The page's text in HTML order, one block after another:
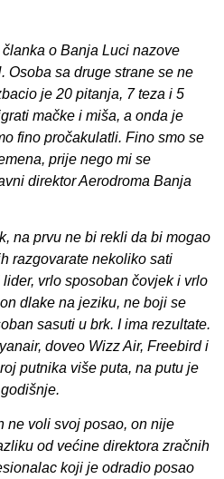
o Banja Luci nazove
Osoba sa druge strane se ne
je 20 pitanja, 7 teza i 5
mačke i miša, a onda je
fino pročakulatli. Fino smo se
prije nego mi se
direktor Aerodroma Banja
na prvu ne bi rekli da bi mogao
razgovarate nekoliko sati
vrlo sposoban čovjek i vrlo
dlake na jeziku, ne boji se
sasuti u brk. I ima rezultate.
doveo Wizz Air, Freebird i
putnika više puta, na putu je
ne voli svoj posao, on nije
od većine direktora zračnih
koji je odradio posao